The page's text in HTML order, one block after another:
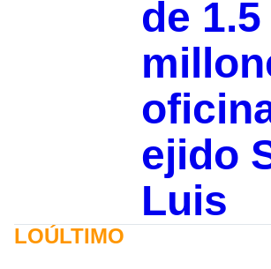
de 1.5
ejido
Luis
LOÚLTIMO